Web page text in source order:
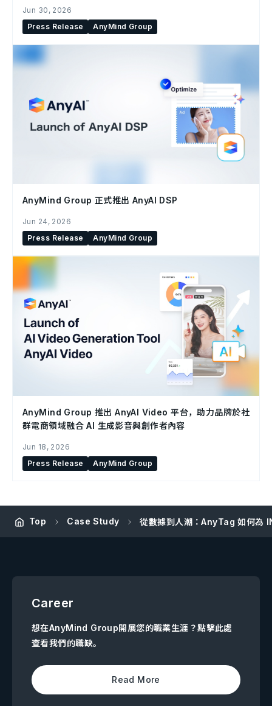
Jun 30, 2026
Press Release
AnyMind Group
AnyMind Group 正式推出 AnyAI DSP
Jun 24, 2026
Press Release
AnyMind Group
AnyMind Group 推出 AnyAI Video 平台，助力品牌於社
群電商領域融合 AI 生成影音與創作者內容
Jun 18, 2026
Press Release
AnyMind Group
Top Case Study 從數據到人潮：AnyTag 如何為
Career
想在AnyMind Group開展您的職業生涯？點擊此處
查看我們的職缺。
Read More